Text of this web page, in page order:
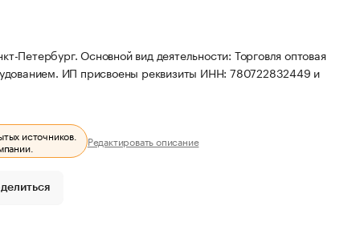
Основной вид деятельности: Торговля оптовая
ИП присвоены реквизиты ИНН: 780722832449 и
источников.
Редактировать описание